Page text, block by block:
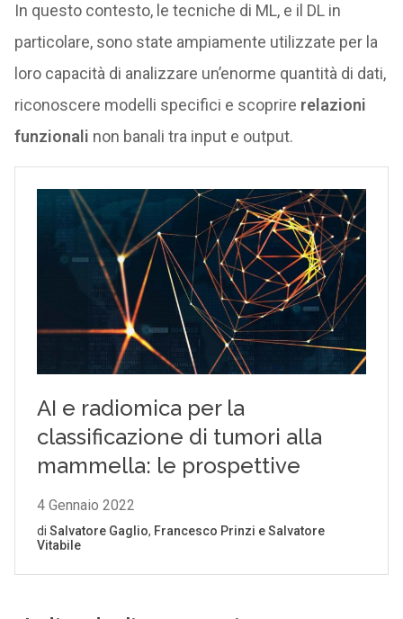
In questo contesto, le tecniche di ML, e il DL in
particolare, sono state ampiamente utilizzate per la
loro capacità di analizzare un’enorme quantità di dati,
riconoscere modelli specifici e scoprire relazioni
funzionali non banali tra input e output.